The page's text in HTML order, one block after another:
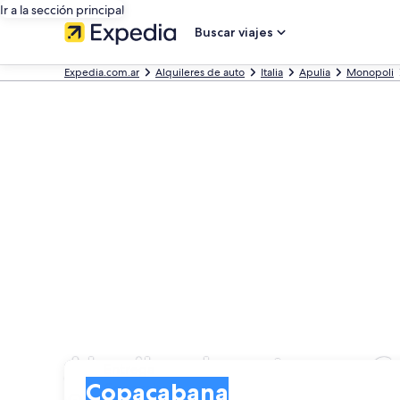
Ir a la sección principal
Buscar viajes
Expedia.com.ar Alquileres de auto Italia Apulia Monopoli
Alquiler de autos en
Copacabana